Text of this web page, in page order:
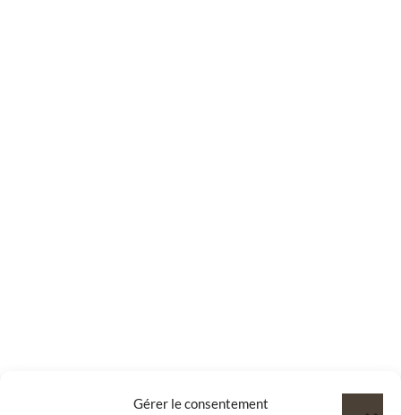
Gérer le consentement